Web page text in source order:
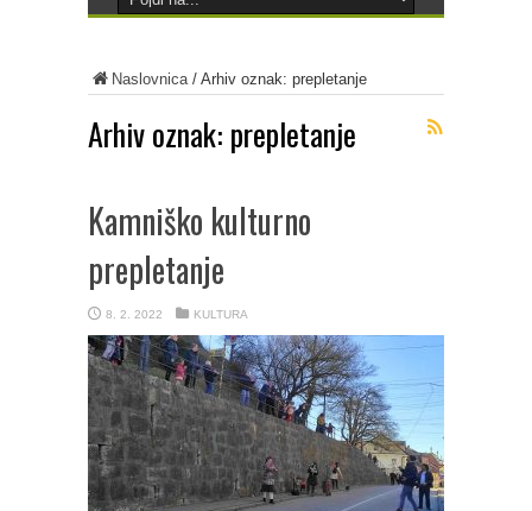
Naslovnica/ Arhiv oznak: prepletanje
Arhiv oznak: prepletanje
Kamniško kulturno
prepletanje
8. 2. 2022 KULTURA